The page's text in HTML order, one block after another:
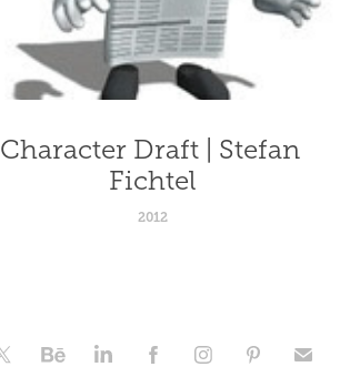
Character Draft | Stefan
Fichtel
2012